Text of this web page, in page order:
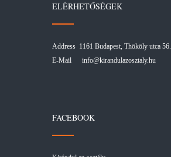
ELÉRHETŐSÉGEK
Address 1161 Budapest, Thököly utca 56.
E-Mail info@kirandulazosztaly.hu
FACEBOOK